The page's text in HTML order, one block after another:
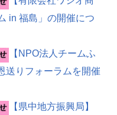
in 福島」の開催につ
【NPO法人チームふ
送りフォーラムを開催
【県中地方振興局】